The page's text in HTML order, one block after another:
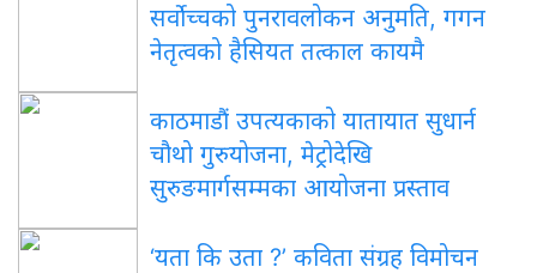
सर्वोच्चको पुनरावलोकन अनुमति, गगन
नेतृत्वको हैसियत तत्काल कायमै
काठमाडौं उपत्यकाको यातायात सुधार्न
चौथो गुरुयोजना, मेट्रोदेखि
सुरुङमार्गसम्मका आयोजना प्रस्ताव
‘यता कि उता ?’ कविता संग्रह विमोचन